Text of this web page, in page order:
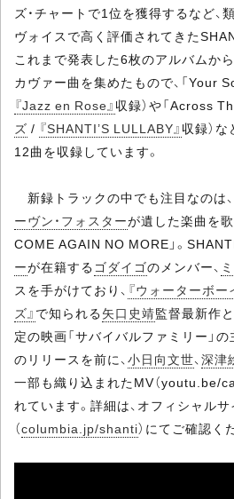
ズ・チャートで1位を獲得するなど、
ヴォイスで高く評価されてきた
これまで発表した6枚のアルバムか
カヴァー曲を集めたもので、「Your
『Jazz en Rose』 収録）や「Across
ズ / 『SHANTI’S LULLABY』 収録）
12曲を収録しています。
新録トラックの中でも注目なのは
ーヴン・フォスターが遺した楽曲を
COME AGAIN NO MORE」。
ーが在籍するゴダイゴのメンバー、
スを手がけており、 『ウォーターボー
ズ』 で知られる矢口史靖監督最新作
定の映画「サバイバルファミリー」
のリリースを前に、小日向文世、深津
一部も織り込まれたMV（youtu.be/
れています。詳細は、オフィシャルサ
（columbia.jp/shanti）にてご確認く